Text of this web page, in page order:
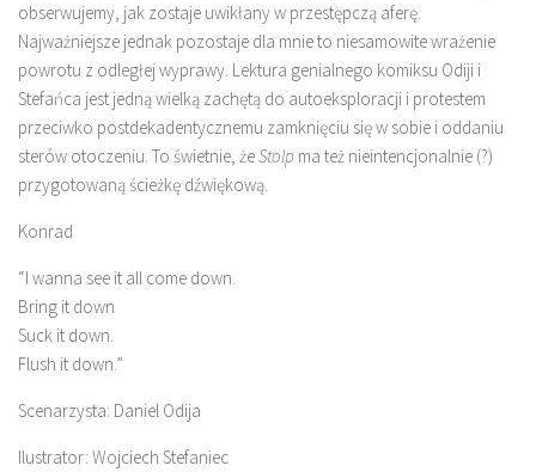
obserwujemy, jak zostaje uwikłany w przestępczą aferę.
Najważniejsze jednak pozostaje dla mnie to niesamowite wrażenie
powrotu z odległej wyprawy. Lektura genialnego komiksu Odiji i
Stefańca jest jedną wielką zachętą do autoeksploracji i protestem
przeciwko postdekadentycznemu zamknięciu się w sobie i oddaniu
sterów otoczeniu. To świetnie, żeStolp ma też nieintencjonalnie (?)
przygotowaną ścieżkę dźwiękową.
Konrad
“I wanna see it all come down.
Bring it down
Suck it down.
Flush it down.”
Scenarzysta: Daniel Odija
Ilustrator: Wojciech Stefaniec